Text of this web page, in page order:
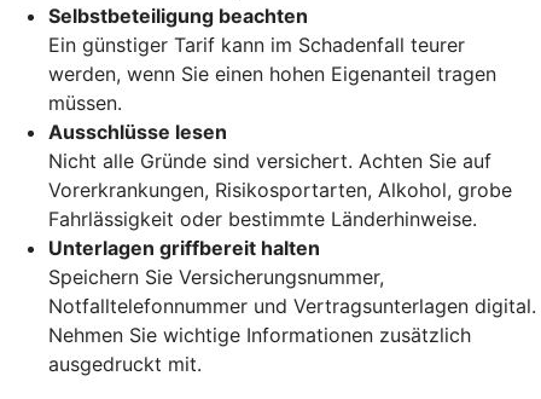
Selbstbeteiligung beachten
Ein günstiger Tarif kann im Schadenfall teurer
werden, wenn Sie einen hohen Eigenanteil tragen
müssen.
Ausschlüsse lesen
Nicht alle Gründe sind versichert. Achten Sie auf
Vorerkrankungen, Risikosportarten, Alkohol, grobe
Fahrlässigkeit oder bestimmte Länderhinweise.
Unterlagen griffbereit halten
Speichern Sie Versicherungsnummer,
Notfalltelefonnummer und Vertragsunterlagen digital.
Nehmen Sie wichtige Informationen zusätzlich
ausgedruckt mit.